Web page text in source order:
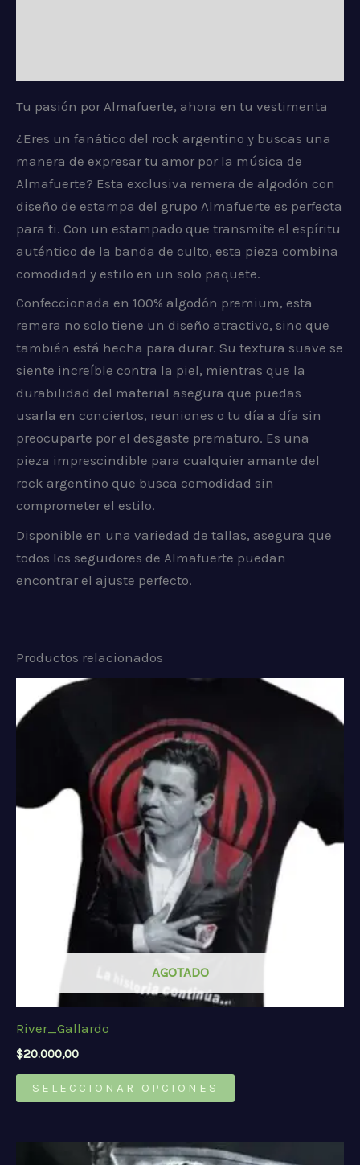
Tu pasión por Almafuerte, ahora en tu vestimenta
¿Eres un fanático del rock argentino y buscas una
manera de expresar tu amor por la música de
Almafuerte? Esta exclusiva remera de algodón con
diseño de estampa del grupo Almafuerte es perfecta
para ti. Con un estampado que transmite el espíritu
auténtico de la banda de culto, esta pieza combina
comodidad y estilo en un solo paquete.
Confeccionada en 100% algodón premium, esta
remera no solo tiene un diseño atractivo, sino que
también está hecha para durar. Su textura suave se
siente increíble contra la piel, mientras que la
durabilidad del material asegura que puedas
usarla en conciertos, reuniones o tu día a día sin
preocuparte por el desgaste prematuro. Es una
pieza imprescindible para cualquier amante del
rock argentino que busca comodidad sin
comprometer el estilo.
Disponible en una variedad de tallas, asegura que
todos los seguidores de Almafuerte puedan
encontrar el ajuste perfecto.
Productos relacionados
AGOTADO
River_Gallardo
$20.000,00
SELECCIONAR OPCIONES
Este
producto
múltiples